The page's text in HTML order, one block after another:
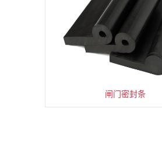
闸门密封条
ODF直缝埋弧焊管
耐腐蚀钢板
功能台
水下耐辐照摄像机
汽车缠绕软管
钢质密闭门
中压开关柜
LED 平台灯 (PC)
全圆观光电梯
可变碟簧支吊架
呼吸阀
焙烧多功能起重机
精密压力表
长工件去污箱
离心式石油化工流程泵
后膨胀套管锚栓